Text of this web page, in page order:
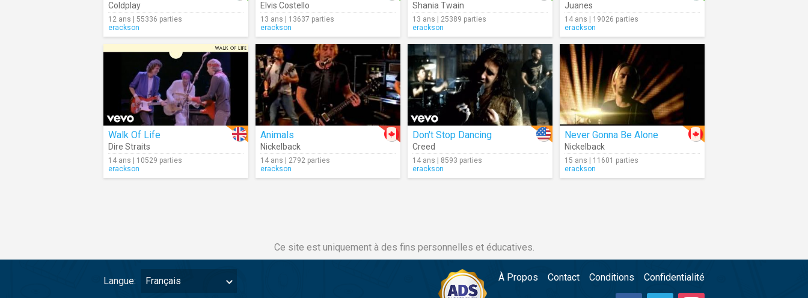
Coldplay
12 ans | 55336 parties
erackson
Elvis Costello
13 ans | 13637 parties
erackson
Shania Twain
13 ans | 25389 parties
erackson
Juanes
14 ans | 19026 parties
erackson
Walk Of Life
Dire Straits
14 ans | 10529 parties
erackson
Animals
Nickelback
14 ans | 2792 parties
erackson
Don't Stop Dancing
Creed
14 ans | 8593 parties
erackson
Never Gonna Be Alone
Nickelback
15 ans | 11601 parties
erackson
Ce site est uniquement à des fins personnelles et éducatives.
Langue: Français À Propos Contact Conditions Confidentialité